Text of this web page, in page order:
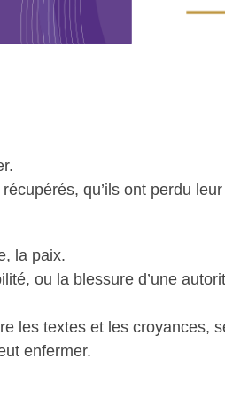
qu’ils ont perdu
la paix.
ou la blessure d’une
les textes et les croyances,
enfermer.